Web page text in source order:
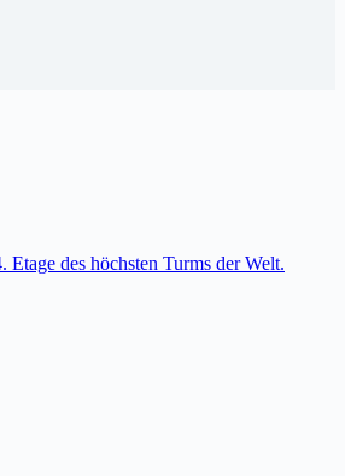
des höchsten Turms der Welt.